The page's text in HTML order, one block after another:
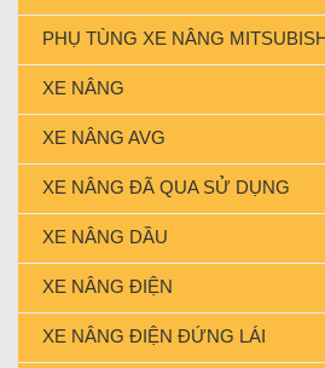
PHỤ TÙNG XE NÂNG
XE NÂNG
XE NÂNG AVG
XE NÂNG ĐÃ QUA SỬ DỤNG
XE NÂNG DẦU
XE NÂNG ĐIỆN
XE NÂNG ĐIỆN ĐỨNG LÁI